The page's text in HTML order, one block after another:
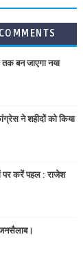
COMMENTS
बन जाएगा नया
ने शहीदों को किया
पर करें पहल : राजेश